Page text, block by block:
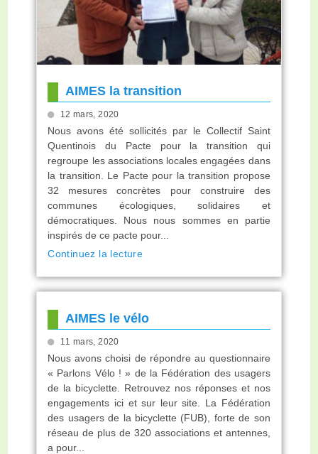
AIMES la transition
12 mars, 2020
Nous avons été sollicités par le Collectif Saint
Quentinois du Pacte pour la transition qui
regroupe les associations locales engagées dans
la transition. Le Pacte pour la transition propose
32 mesures concrètes pour construire des
communes écologiques, solidaires et
démocratiques. Nous nous sommes en partie
inspirés de ce pacte pour...
Continuez la lecture
AIMES le vélo
11 mars, 2020
Nous avons choisi de répondre au questionnaire
« Parlons Vélo ! » de la Fédération des usagers
de la bicyclette. Retrouvez nos réponses et nos
engagements ici et sur leur site. La Fédération
des usagers de la bicyclette (FUB), forte de son
réseau de plus de 320 associations et antennes,
a pour...